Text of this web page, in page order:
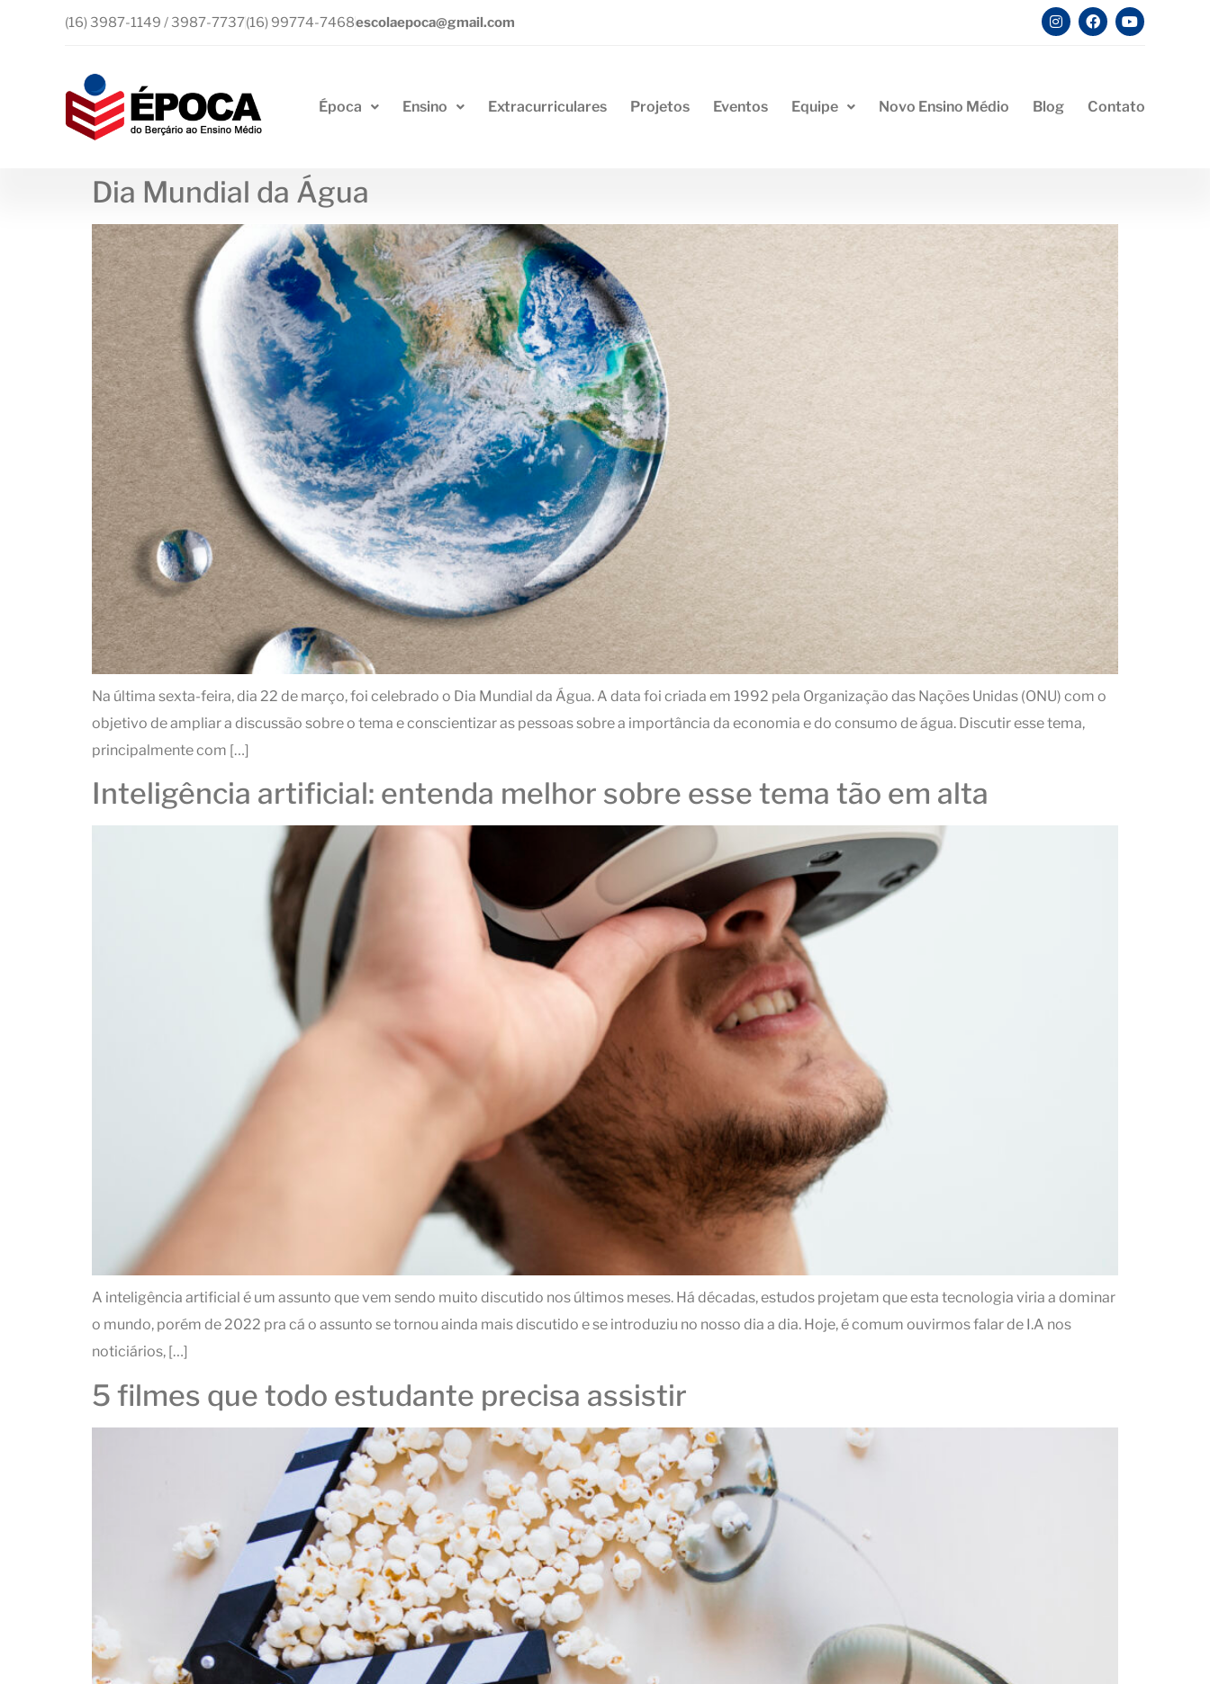
(16) 3987-1149 / 3987-7737(16) 99774-7468escolaepoca@gmail.com
Época Ensino Extracurriculares Projetos Eventos Equipe Novo Ensino Médio Blog Contato
Dia Mundial da Água
Na última sexta-feira, dia 22 de março, foi celebrado o Dia Mundial da Água. A data foi criada em 1992 pela Organização das Nações Unidas (ONU) com o
objetivo de ampliar a discussão sobre o tema e conscientizar as pessoas sobre a importância da economia e do consumo de água. Discutir esse tema,
principalmente com […]
Inteligência artificial: entenda melhor sobre esse tema tão em alta
A inteligência artificial é um assunto que vem sendo muito discutido nos últimos meses. Há décadas, estudos projetam que esta tecnologia viria a dominar
o mundo, porém de 2022 pra cá o assunto se tornou ainda mais discutido e se introduziu no nosso dia a dia. Hoje, é comum ouvirmos falar de I.A nos
noticiários, […]
5 filmes que todo estudante precisa assistir